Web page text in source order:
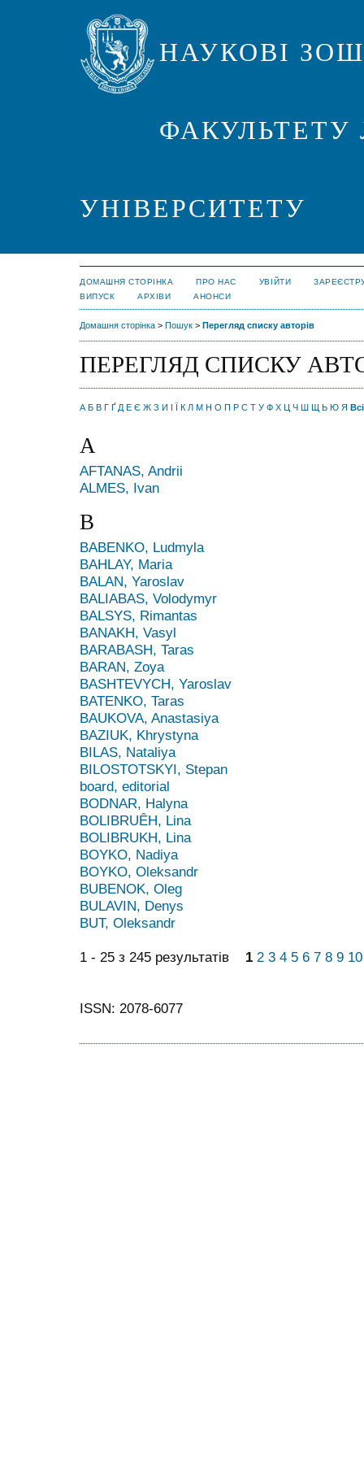
НАУКОВІ
ФАКУЛЬТЕТУ
УНІВЕРСИТЕТУ
ДОМАШНЯ СТОРІНКА ПРО НАС УВІЙТИ
ВИПУСК
АРХІВИ АНОНСИ
Домашня сторінка > Пошук > Перегляд списку авторів
ПЕРЕГЛЯД СПИСКУ
А Б В Г Ґ Д Е Є Ж З И І Ї К Л М Н О П Р С Т У Ф Х Ц Ч Ш Щ Ь Ю Я Всі
A
AFTANAS, Andrii
ALMES, Ivan
B
BABENKO, Ludmyla
BAHLAY, Maria
BALAN, Yaroslav
BALIABAS, Volodymyr
BALSYS, Rimantas
BANAKH, Vasyl
BARABASH, Taras
BARAN, Zoya
BASHTEVYCH, Yaroslav
BATENKO, Taras
BAUKOVA, Anastasiya
BAZIUK, Khrystyna
BILAS, Nataliya
BILOSTOTSKYI, Stepan
board, editorial
BODNAR, Halyna
BOLIBRUÊH, Lina
BOLIBRUKH, Lina
BOYKO, Nadiya
BOYKO, Oleksandr
BUBENOK, Oleg
BULAVIN, Denys
BUT, Oleksandr
1 - 25 з 245 результатів 1 2 3 4 5 6 7 8 9 10
ISSN: 2078-6077